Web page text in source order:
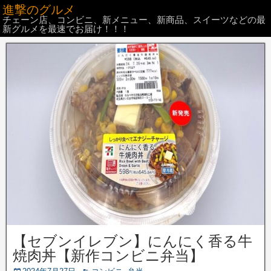
進撃のグルメ
チェーン店、コンビニ、新メニュー、新商品、スイーツなどの最
新グルメを最速でお届け！！！
【セブンイレブン】にんにく香る牛
焼肉丼【新作コンビニ弁当】